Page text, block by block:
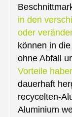
in den
oder
können in
ohne Abfall
Vorteile
dauerhaft
recycelten-
Aluminium